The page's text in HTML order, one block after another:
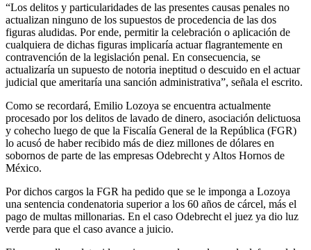
“Los delitos y particularidades de las presentes causas penales no
actualizan ninguno de los supuestos de procedencia de las dos
figuras aludidas. Por ende, permitir la celebración o aplicación de
cualquiera de dichas figuras implicaría actuar flagrantemente en
contravención de la legislación penal. En consecuencia, se
actualizaría un supuesto de notoria ineptitud o descuido en el actuar
judicial que ameritaría una sanción administrativa”, señala el escrito.
Como se recordará, Emilio Lozoya se encuentra actualmente
procesado por los delitos de lavado de dinero, asociación delictuosa
y cohecho luego de que la Fiscalía General de la República (FGR)
lo acusó de haber recibido más de diez millones de dólares en
sobornos de parte de las empresas Odebrecht y Altos Hornos de
México.
Por dichos cargos la FGR ha pedido que se le imponga a Lozoya
una sentencia condenatoria superior a los 60 años de cárcel, más el
pago de multas millonarias. En el caso Odebrecht el juez ya dio luz
verde para que el caso avance a juicio.